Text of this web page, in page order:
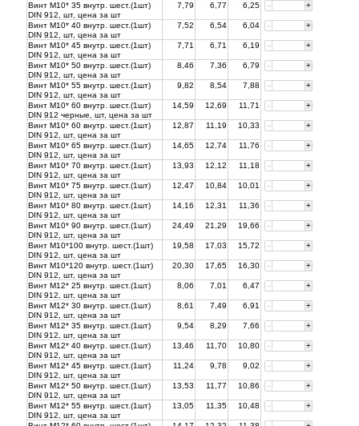
Винт М10* 35 внутр. шест.(1шт)
DIN 912, шт, цена за шт
7,79 6,77 6,25 - +
Винт М10* 40 внутр. шест.(1шт)
DIN 912, шт, цена за шт
7,52 6,54 6,04 - +
Винт М10* 45 внутр. шест.(1шт)
DIN 912, шт, цена за шт
7,71 6,71 6,19 - +
Винт М10* 50 внутр. шест.(1шт)
DIN 912, шт, цена за шт
8,46 7,36 6,79 - +
Винт М10* 55 внутр. шест.(1шт)
DIN 912, шт, цена за шт
9,82 8,54 7,88 - +
Винт М10* 60 внутр. шест.(1шт)
DIN 912 черные, шт, цена за шт
14,59 12,69 11,71 - +
Винт М10* 60 внутр. шест.(1шт)
DIN 912, шт, цена за шт
12,87 11,19 10,33 - +
Винт М10* 65 внутр. шест.(1шт)
DIN 912, шт, цена за шт
14,65 12,74 11,76 - +
Винт М10* 70 внутр. шест.(1шт)
DIN 912, шт, цена за шт
13,93 12,12 11,18 - +
Винт М10* 75 внутр. шест.(1шт)
DIN 912, шт, цена за шт
12,47 10,84 10,01 - +
Винт М10* 80 внутр. шест.(1шт)
DIN 912, шт, цена за шт
14,16 12,31 11,36 - +
Винт М10* 90 внутр. шест.(1шт)
DIN 912, шт, цена за шт
24,49 21,29 19,66 - +
Винт М10*100 внутр. шест.(1шт)
DIN 912, шт, цена за шт
19,58 17,03 15,72 - +
Винт М10*120 внутр. шест.(1шт)
DIN 912, шт, цена за шт
20,30 17,65 16,30 - +
Винт М12* 25 внутр. шест.(1шт)
DIN 912, шт, цена за шт
8,06 7,01 6,47 - +
Винт М12* 30 внутр. шест.(1шт)
DIN 912, шт, цена за шт
8,61 7,49 6,91 - +
Винт М12* 35 внутр. шест.(1шт)
DIN 912, шт, цена за шт
9,54 8,29 7,66 - +
Винт М12* 40 внутр. шест.(1шт)
DIN 912, шт, цена за шт
13,46 11,70 10,80 - +
Винт М12* 45 внутр. шест.(1шт)
DIN 912, шт, цена за шт
11,24 9,78 9,02 - +
Винт М12* 50 внутр. шест.(1шт)
DIN 912, шт, цена за шт
13,53 11,77 10,86 - +
Винт М12* 55 внутр. шест.(1шт)
DIN 912, шт, цена за шт
13,05 11,35 10,48 - +